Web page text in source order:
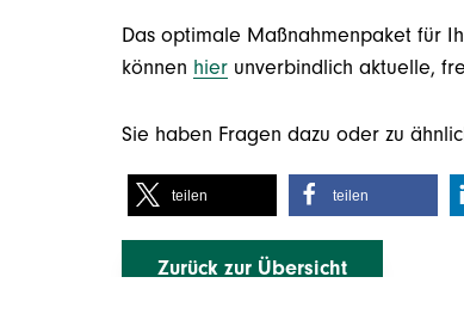
Das optimale Maßnahmenpaket für
können hier unverbindlich aktuelle,
Sie haben Fragen dazu oder zu
teilen teilen
Zurück zur Übersicht